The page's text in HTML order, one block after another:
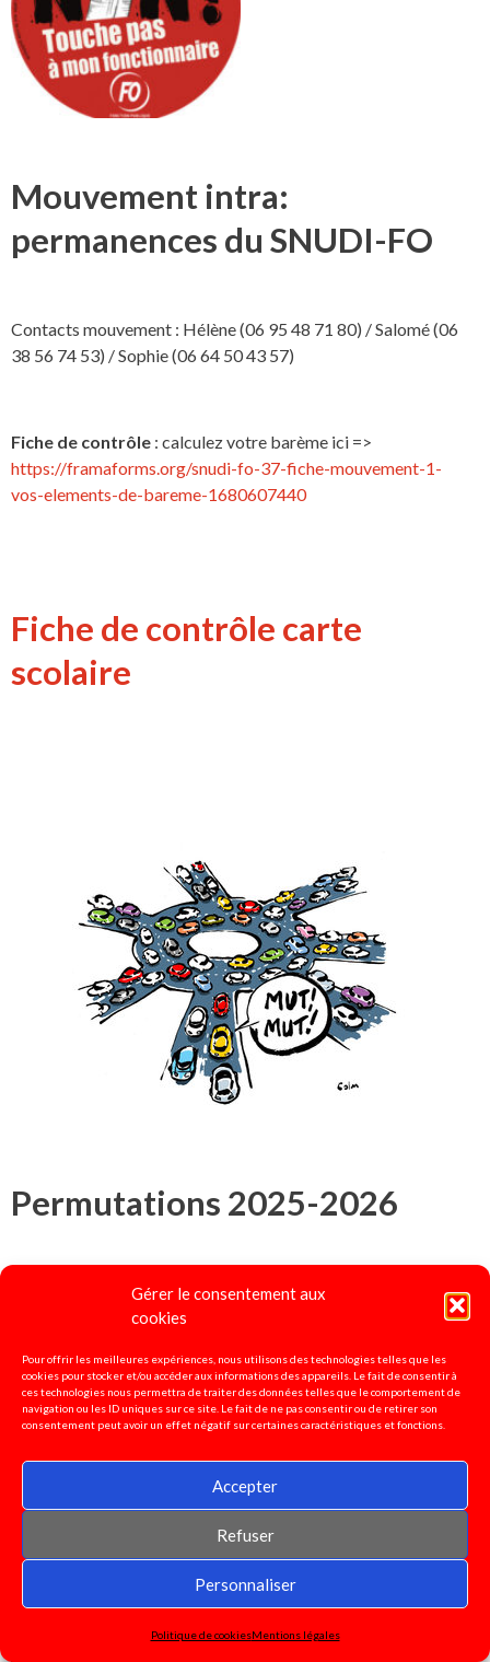
Gérer le consentement aux
cookies
Pour offrir les meilleures expériences, nous utilisons des technologies telles que les
cookies pour stocker et/ou accéder aux informations des appareils. Le fait de consentir à
ces technologies nous permettra de traiter des données telles que le comportement de
navigation ou les ID uniques sur ce site. Le fait de ne pas consentir ou de retirer son
consentement peut avoir un effet négatif sur certaines caractéristiques et fonctions.
Accepter
Refuser
Personnaliser
Politique de cookiesMentions légales
Mouvement intra:
permanences du SNUDI-FO
Contacts mouvement : Hélène (06 95 48 71 80) / Salomé (06
38 56 74 53) / Sophie (06 64 50 43 57)
Fiche de contrôle : calculez votre barème ici =>
https://framaforms.org/snudi-fo-37-fiche-mouvement-1-
vos-elements-de-bareme-1680607440
Fiche de contrôle carte
scolaire
Permutations 2025-2026
- Lien vers la carte des résultats des années
précédentes :Carte résultats
Calculateur de barème et fiche de suivi mis à
disposition des départements par le Snudi
- Lien vers la Note de service parue au
BO spécial n° 39 du 16 octobre :
inter 2026